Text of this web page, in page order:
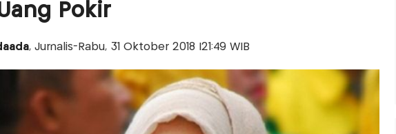
Pokir
, Jurnalis-Rabu, 31 Oktober 2018 |21:49 WIB